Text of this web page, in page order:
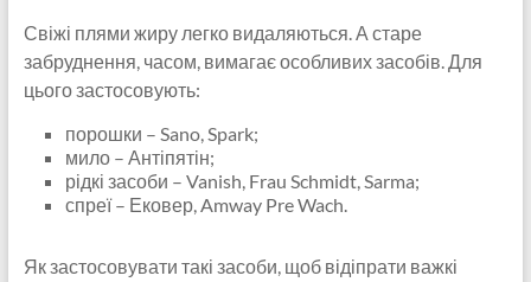
Свіжі плями жиру легко видаляються. А старе
забруднення, часом, вимагає особливих засобів. Для
цього застосовують:
порошки – Sano, Spark;
мило – Антіпятін;
рідкі засоби – Vanish, Frau Schmidt, Sarma;
спреї – Ековер, Amway Pre Wach.
Як застосовувати такі засоби, щоб відіпрати важкі